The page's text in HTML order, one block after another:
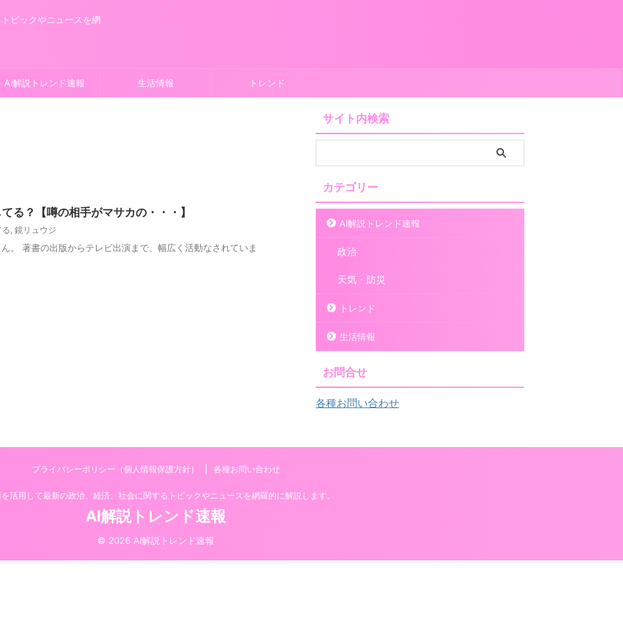
ピックやニュースを網
AI解説トレンド速報 生活情報 トレンド
る？【噂の相手がマサカの・・・】
, 鏡リュウジ
。 著書の出版からテレビ出演まで、幅広く活動なされていま
サイト内検索
カテゴリー
AI解説トレンド速報
政治
天気・防災
トレンド
生活情報
お問合せ
各種お問い合わせ
プライバシーポリシー（個人情報保護方針） 各種お問い合わせ
活用して最新の政治、経済、社会に関するトピックやニュースを網羅的に解説します。
AI解説トレンド速報
© 2026 AI解説トレンド速報